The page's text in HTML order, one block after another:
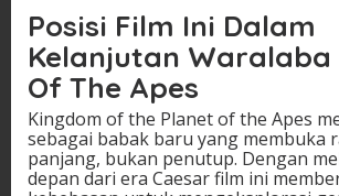
Posisi Film Ini Dalam
Kelanjutan Waralaba
Of The Apes
Kingdom of the Planet of the Apes
sebagai babak baru yang membuka
panjang, bukan penutup. Dengan
depan dari era Caesar film ini